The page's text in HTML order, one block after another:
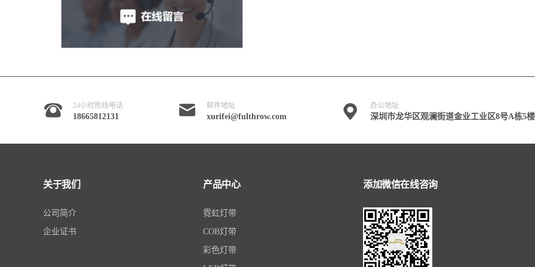
24小时热线电话
18665812131
邮件地址
xurifei@fulthrow.com
办公地址
深圳市龙华区观澜街道金业工业区8号A栋5楼
关于我们
公司简介
企业证书
产品中心
霓虹灯带
COB灯带
彩色灯带
添加微信在线咨询